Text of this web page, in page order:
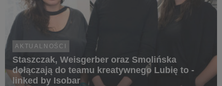
AKTUALNOŚCI
Staszczak, Weisgerber oraz Smolińska
dołączają do teamu kreatywnego Lubię to -
linked by Isobar